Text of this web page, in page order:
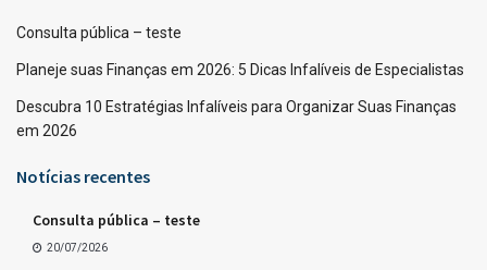
Consulta pública – teste
Planeje suas Finanças em 2026: 5 Dicas Infalíveis de Especialistas
Descubra 10 Estratégias Infalíveis para Organizar Suas Finanças
em 2026
Notícias recentes
Consulta pública – teste
20/07/2026